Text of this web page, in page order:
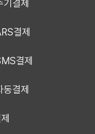
결제
결제
결제
결제